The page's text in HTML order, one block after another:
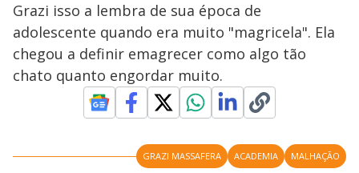
Grazi isso a lembra de sua época de
adolescente quando era muito "magricela". Ela
chegou a definir emagrecer como algo tão
chato quanto engordar muito.
GRAZI MASSAFERA ACADEMIA MALHAÇÃO